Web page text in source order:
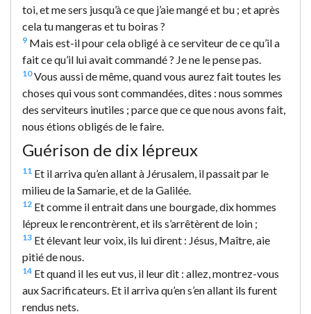
toi, et me sers jusqu’à ce que j’aie mangé et bu ; et après
cela tu mangeras et tu boiras ?
9 Mais est-il pour cela obligé à ce serviteur de ce qu’il a
fait ce qu’il lui avait commandé ? Je ne le pense pas.
10Vous aussi de même, quand vous aurez fait toutes les
choses qui vous sont commandées, dites : nous sommes
des serviteurs inutiles ; parce que ce que nous avons fait,
nous étions obligés de le faire.
Guérison de dix lépreux
11 Et il arriva qu’en allant à Jérusalem, il passait par le
milieu de la Samarie, et de la Galilée.
12 Et comme il entrait dans une bourgade, dix hommes
lépreux le rencontrèrent, et ils s’arrêtèrent de loin ;
13 Et élevant leur voix, ils lui dirent : Jésus, Maître, aie
pitié de nous.
14 Et quand il les eut vus, il leur dit : allez, montrez-vous
aux Sacrificateurs. Et il arriva qu’en s’en allant ils furent
rendus nets.